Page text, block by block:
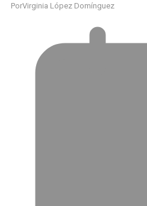
PorVirginia López Domínguez